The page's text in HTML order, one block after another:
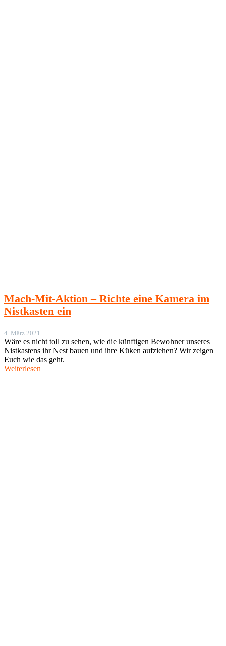
Mach-Mit-Aktion – Richte eine Kamera im
Nistkasten ein
4. März 2021
Wäre es nicht toll zu sehen, wie die künftigen Bewohner unseres
Nistkastens ihr Nest bauen und ihre Küken aufziehen? Wir zeigen
Euch wie das geht.
Weiterlesen